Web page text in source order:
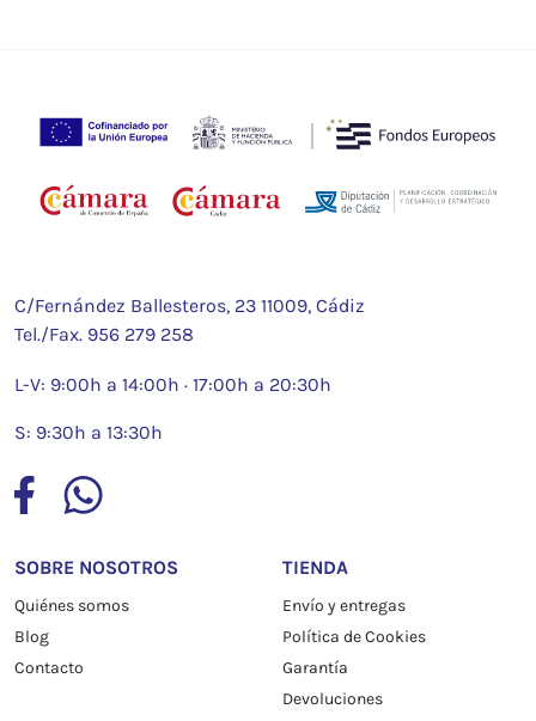
C/Fernández Ballesteros, 23 11009, Cádiz
Tel./Fax. 956 279 258
L-V: 9:00h a 14:00h · 17:00h a 20:30h
S: 9:30h a 13:30h
SOBRE NOSOTROS
Quiénes somos
Blog
Contacto
TIENDA
Envío y entregas
Política de Cookies
Garantía
Devoluciones